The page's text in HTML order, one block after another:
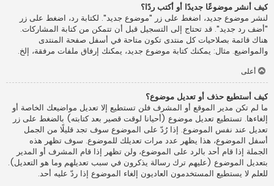
كيف أنشر موضوعًا جديدًا أو أكتب ردًا؟
لنشر موضوع جديد، اضغط على زر "موضوع جديد". لكتابة رد، اضغط على زر
"أضف رد جديد". قد تحتاج إلى التسجيل قبل أن تتمكن من كتابة المشاركات.
هناك قائمة بصلاحيات كل منتدى تكون متاحة في أسفل صفحة المنتدى
والمواضيع. مثال: يمكنك كتابة موضوع جديد، يمكنك إرفاق ملفات مرفقة، إلخ.
أعلى
كيف أستطيع حذف أو تعديل موضوع؟
ما لم تكن مدير الموقع أو المشرف فلن تستطيع إلا تعديل مواضيعك الخاصة أو
إلغاءها. تستطيع تعديل موضوع (أحيانا لوقت قصير بعد كتابته) بالضغط على زر
تعديل عند نفس الموضوع. إذا رُدّ على الموضوع سوف تجد قليلًا من الجمل
أسفل الموضوع، هذا يظهر عدد مرات تعديلك للموضوع. سوف تظهر هذه
الجملة إذا قام أحد بالرد على الموضوع، ولن تظهر إذا قام المشرف أو المدير
بتعديل الموضوع (عليهم ترك رسالة يذكرون في سبب تعديلهم وما هو التعديل).
للعلم لا يستطيع المستخدمون العاديون إلغاء الموضوع إذا ردّ عليه أحد.